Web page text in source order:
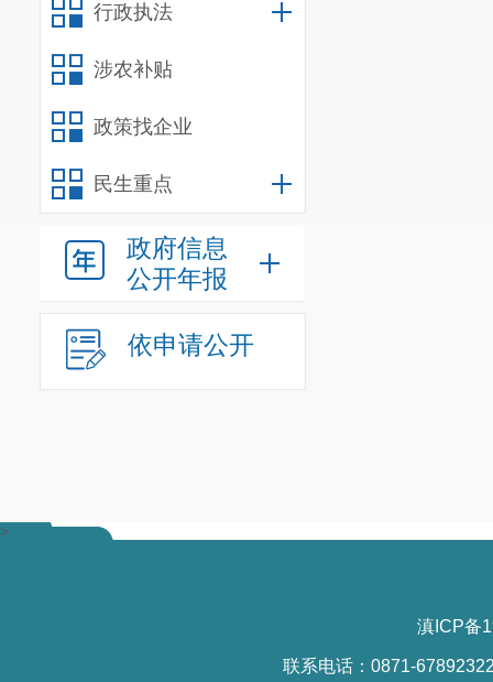
行政执法
涉农补贴
政策找企业
民生重点
政府信息
公开年报
依申请公开
>
滇ICP备
联系电话：0871-